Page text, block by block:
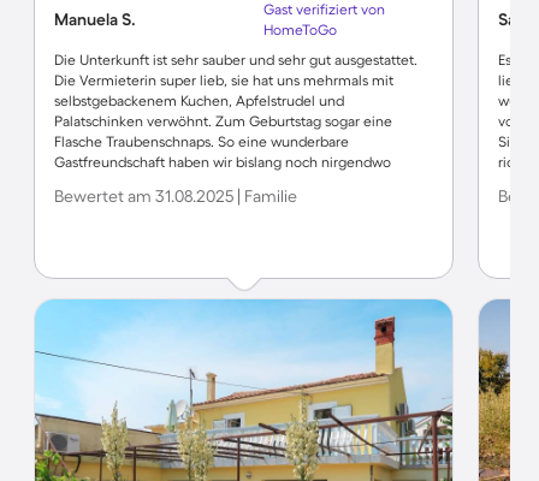
Manuela S.
Gast verifiziert von
HomeToGo
Die Unterkunft ist sehr sauber und sehr gut ausgestattet.
Die Vermieterin super lieb, sie hat uns mehrmals mit
selbstgebackenem Kuchen, Apfelstrudel und
Palatschinken verwöhnt. Zum Geburtstag sogar eine
Flasche Traubenschnaps. So eine wunderbare
Gastfreundschaft haben wir bislang noch nirgendwo
Bewertet am 31.08.2025 | Familie
Es
liebe
vom
Sie
ende